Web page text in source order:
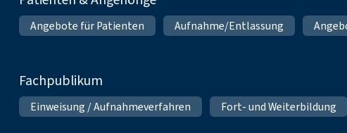
Angebote für Patienten Aufnahme/Entlassung
Fachpublikum
Einweisung / Aufnahmeverfahren Fort- und Weiterbildung